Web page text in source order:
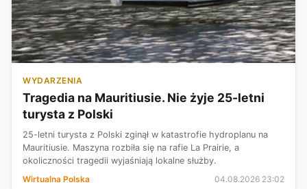
WYDARZENIA
Tragedia na Mauritiusie. Nie żyje 25-letni
turysta z Polski
25-letni turysta z Polski zginął w katastrofie hydroplanu na
Mauritiusie. Maszyna rozbiła się na rafie La Prairie, a
okoliczności tragedii wyjaśniają lokalne służby.
Wirtualna Polska
04.08.2026 23:02